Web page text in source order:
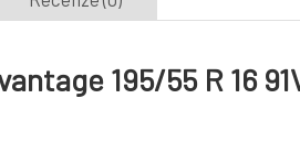
195/55 R 16